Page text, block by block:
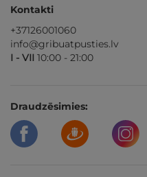
Kontakti
+37126001060
info@gribuatpusties.lv
I - VII 10:00 - 21:00
Draudzēsimies: